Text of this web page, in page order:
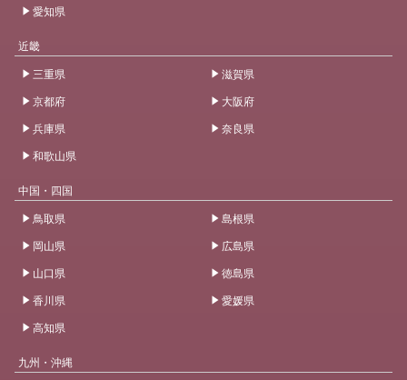
愛知県
近畿
三重県
滋賀県
京都府
大阪府
兵庫県
奈良県
和歌山県
中国・四国
鳥取県
島根県
岡山県
広島県
山口県
徳島県
香川県
愛媛県
高知県
九州・沖縄